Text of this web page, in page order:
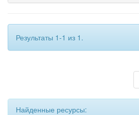
Результаты 1-1 из 1.
Найденные ресурсы: